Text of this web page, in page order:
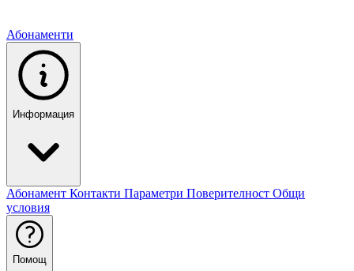
Абонаменти
Информация
Абонамент Контакти Параметри Поверителност Общи
условия
Помощ